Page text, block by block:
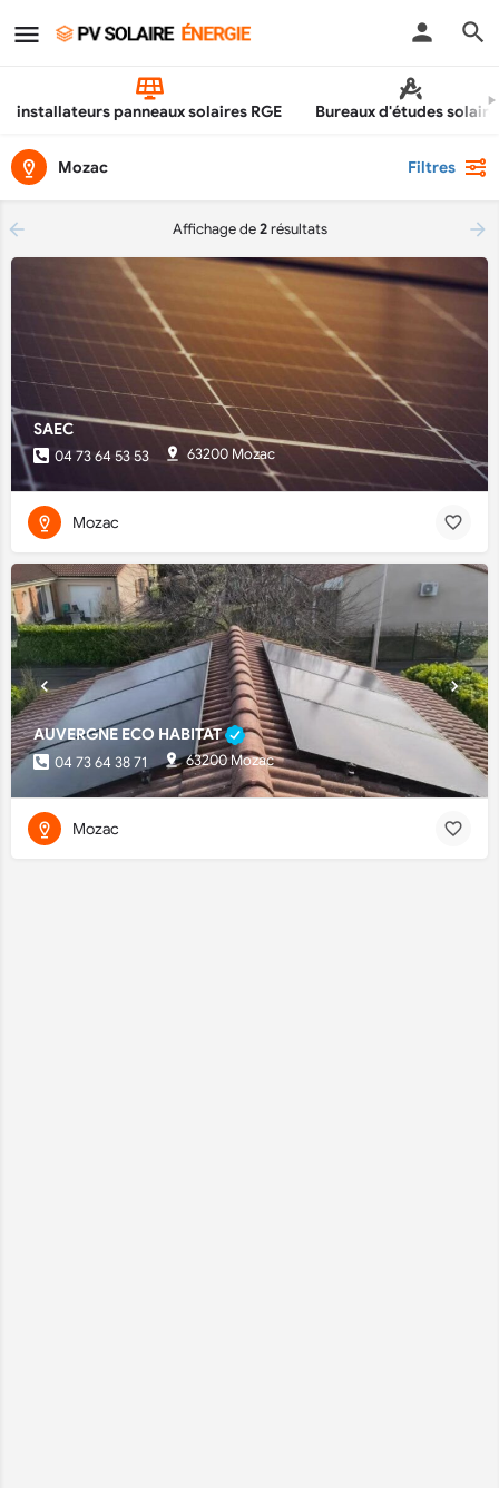
installateurs panneaux solaires RGE Bureaux d'études
Mozac Filtres
Affichage de2résultats
SAEC
04 73 64 53 53 63200 Mozac
Mozac
AUVERGNE ECO HABITAT
04 73 64 38 71 63200 Mozac
Mozac